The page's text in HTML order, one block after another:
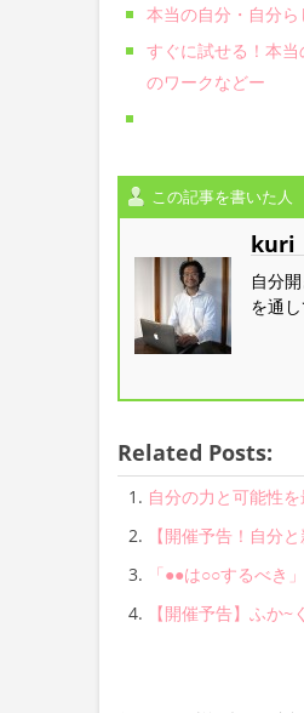
本当の自分・自分
すぐに試せる！本
のワークなどー
この記事を書いた人
kuri
自分
を通
Related Posts:
自分の力と可能性
【開催予告！自分
「●●は○○するべき
【開催予告】ふか